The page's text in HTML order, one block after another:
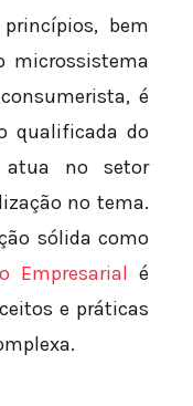
bem
microssistema
é
qualificada do
atua no setor
no tema.
sólida como
Empresarial é
e práticas